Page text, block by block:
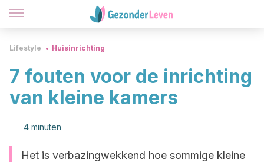
Lifestyle Huisinrichting
7 fouten voor de inrichting
van kleine kamers
4 minuten
Het is verbazingwekkend hoe sommige kleine